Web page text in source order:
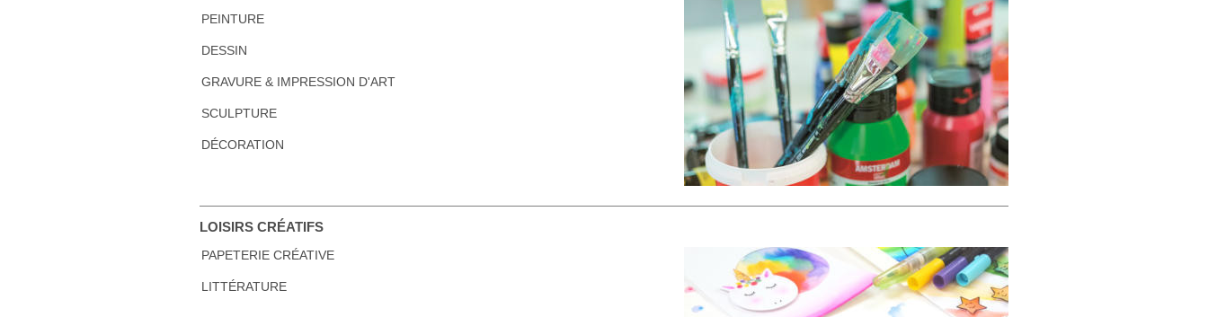
PEINTURE
DESSIN
GRAVURE & IMPRESSION D'ART
SCULPTURE
DÉCORATION
LOISIRS CRÉATIFS
PAPETERIE CRÉATIVE
LITTÉRATURE